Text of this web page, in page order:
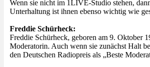
Wenn sie nicht im 1LIVE-Studio stehen,
Unterhaltung ist ihnen ebenso wichtig wie
Freddie Schürheck:
Freddie Schürheck, geboren am 9. Oktober
Moderatorin. Auch wenn sie zunächst Halt
den Deutschen Radiopreis als „Beste